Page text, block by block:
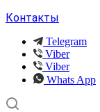
Контакты
Telegram
Viber
Viber
Whats App